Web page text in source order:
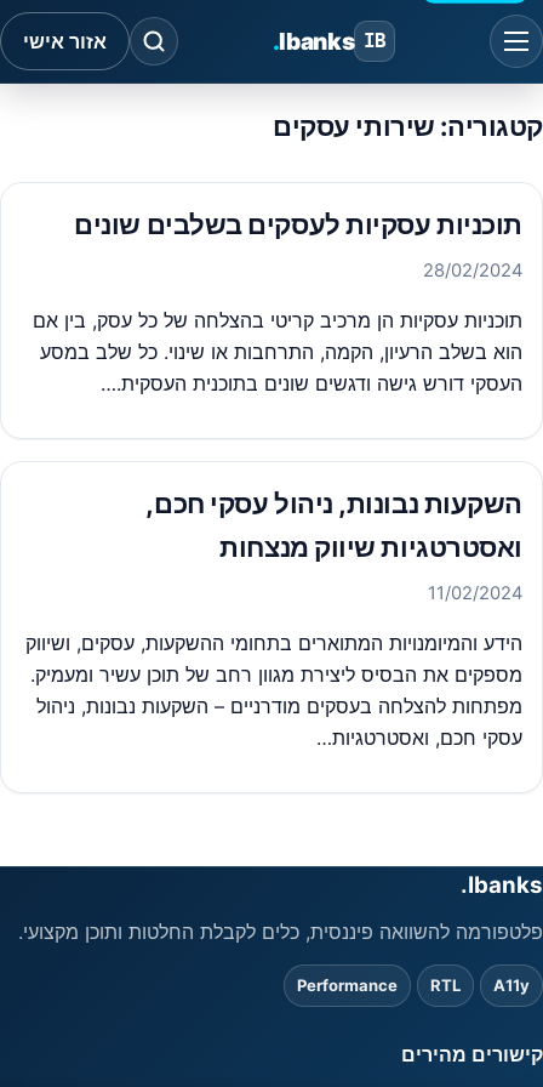
IB
Ibanks
. אזור אישי
קטגוריה: שירותי עסקים
תוכניות עסקיות לעסקים בשלבים שונים
28/02/2024
תוכניות עסקיות הן מרכיב קריטי בהצלחה של כל עסק, בין אם
הוא בשלב הרעיון, הקמה, התרחבות או שינוי. כל שלב במסע
העסקי דורש גישה ודגשים שונים בתוכנית העסקית.…
השקעות נבונות, ניהול עסקי חכם,
ואסטרטגיות שיווק מנצחות
11/02/2024
הידע והמיומנויות המתוארים בתחומי ההשקעות, עסקים, ושיווק
מספקים את הבסיס ליצירת מגוון רחב של תוכן עשיר ומעמיק.
מפתחות להצלחה בעסקים מודרניים – השקעות נבונות, ניהול
עסקי חכם, ואסטרטגיות…
Ibanks.
פלטפורמה להשוואה פיננסית, כלים לקבלת החלטות ותוכן מקצועי.
A11y
RTL
Performance
קישורים מהירים